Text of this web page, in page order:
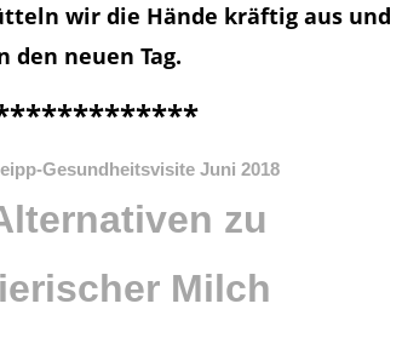
wir die Hände kräftig aus und
den neuen Tag.
Gesundheitsvisite Juni 2018
zu
Milch